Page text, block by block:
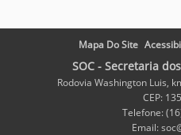
Mapa Do Site
SOC - Secretaria
Rodovia Washington Luis,
CEP:
Telefone:
Email: